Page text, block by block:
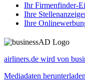
Ihr Firmenfinder-
Ihre
Ihre
airliners.de wird von
Mediadaten herunterladen